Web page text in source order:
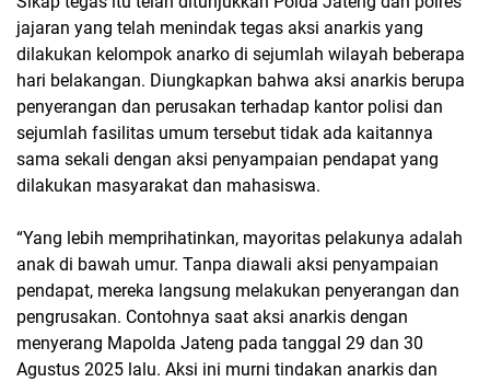
jajaran yang telah menindak tegas aksi anarkis yang
dilakukan kelompok anarko di sejumlah wilayah beberapa
hari belakangan. Diungkapkan bahwa aksi anarkis berupa
penyerangan dan perusakan terhadap kantor polisi dan
sejumlah fasilitas umum tersebut tidak ada kaitannya
sama sekali dengan aksi penyampaian pendapat yang
dilakukan masyarakat dan mahasiswa.
“Yang lebih memprihatinkan, mayoritas pelakunya adalah
anak di bawah umur. Tanpa diawali aksi penyampaian
pendapat, mereka langsung melakukan penyerangan dan
pengrusakan. Contohnya saat aksi anarkis dengan
menyerang Mapolda Jateng pada tanggal 29 dan 30
Agustus 2025 lalu. Aksi ini murni tindakan anarkis dan